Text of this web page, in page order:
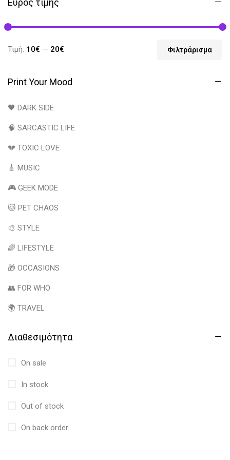
Εύρος τιμής
Φιλτράρισμα
Τιμή: 10€ — 20€
Print Your Mood
🖤 DARK SIDE
🧠 SARCASTIC LIFE
💔 TOXIC LOVE
🎸 MUSIC
🎮 GEEK MODE
🐱 PET CHAOS
🎨 STYLE
🌈 LIFESTYLE
🎁 OCCASIONS
👥 FOR WHO
🌍 TRAVEL
Διαθεσιμότητα
On sale
In stock
Out of stock
On back order